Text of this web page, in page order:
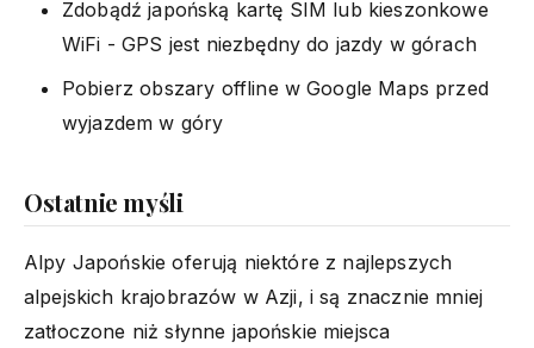
Zdobądź japońską kartę SIM lub kieszonkowe
WiFi - GPS jest niezbędny do jazdy w górach
Pobierz obszary offline w Google Maps przed
wyjazdem w góry
Ostatnie myśli
Alpy Japońskie oferują niektóre z najlepszych
alpejskich krajobrazów w Azji, i są znacznie mniej
zatłoczone niż słynne japońskie miejsca